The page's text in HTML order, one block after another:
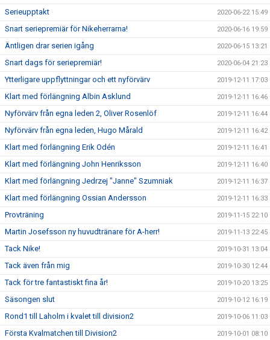
Serieupptakt 2020-06-22 15:49
Snart seriepremiär för Nikeherrarna! 2020-06-16 19:59
Äntligen drar serien igång 2020-06-15 13:21
Snart dags för seriepremiär! 2020-06-04 21:23
Ytterligare uppflyttningar och ett nyförvärv 2019-12-11 17:03
Klart med förlängning Albin Asklund 2019-12-11 16:46
Nyförvärv från egna leden 2, Oliver Rosenlöf 2019-12-11 16:44
Nyförvärv från egna leden, Hugo Mårald 2019-12-11 16:42
Klart med förlängning Erik Odén 2019-12-11 16:41
Klart med förlängning John Henriksson 2019-12-11 16:40
Klart med förlängning Jedrzej "Janne" Szumniak 2019-12-11 16:37
Klart med förlängning Ossian Andersson 2019-12-11 16:33
Provträning 2019-11-15 22:10
Martin Josefsson ny huvudtränare för A-herr! 2019-11-13 22:45
Tack Nike! 2019-10-31 13:04
Tack även från mig 2019-10-30 12:44
Tack för tre fantastiskt fina år! 2019-10-20 13:25
Säsongen slut 2019-10-12 16:19
Rond1 till Laholm i kvalet till division2 2019-10-06 11:03
Första Kvalmatchen till Division2 2019-10-01 08:10